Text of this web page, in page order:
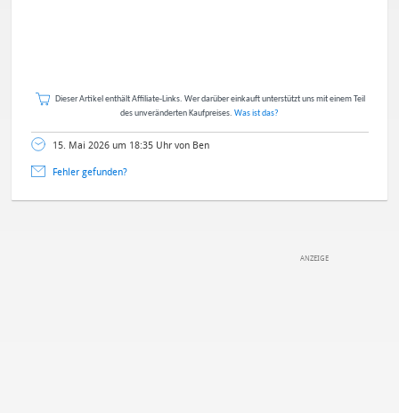
Dieser Artikel enthält Affiliate-Links. Wer darüber einkauft unterstützt uns mit einem Teil
des unveränderten Kaufpreises. Was ist das?
15. Mai 2026 um 18:35 Uhr von Ben
Fehler gefunden?